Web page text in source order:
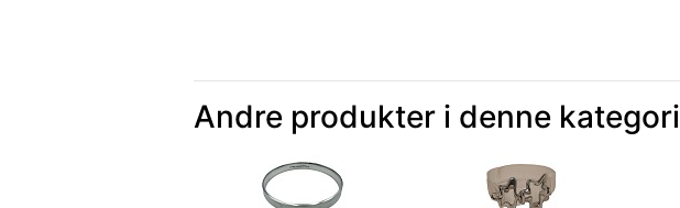
Andre produkter i denne kategori